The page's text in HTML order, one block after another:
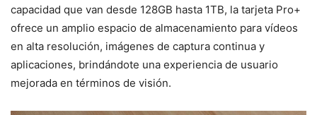
capacidad que van desde 128GB hasta 1TB, la tarjeta Pro+
ofrece un amplio espacio de almacenamiento para vídeos
en alta resolución, imágenes de captura continua y
aplicaciones, brindándote una experiencia de usuario
mejorada en términos de visión.